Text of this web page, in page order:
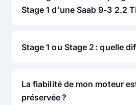
Stage 1 d'une Saab 9-3 2.2
Stage 1 ou Stage 2 : quelle
La fiabilité de mon moteur
préservée ?